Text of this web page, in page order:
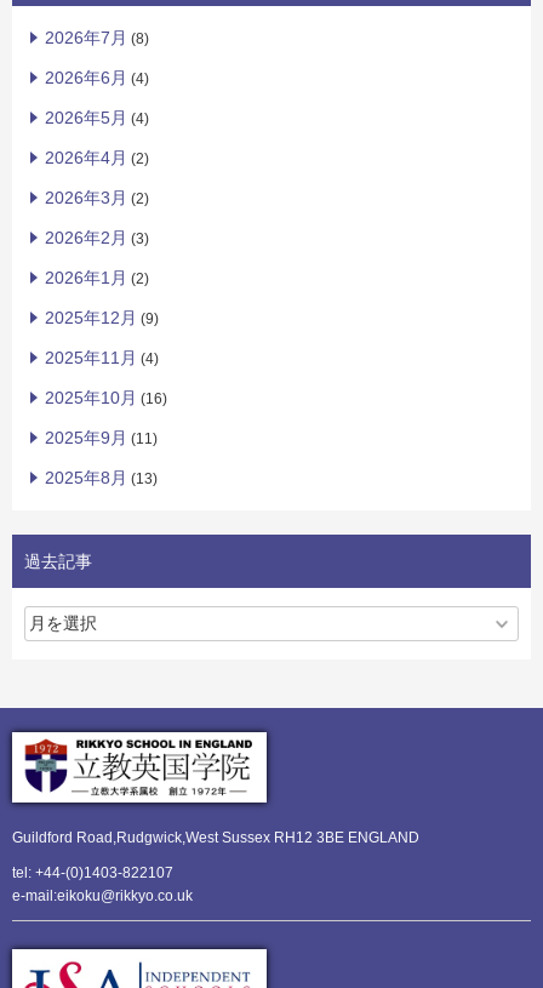
2026年7月 (8)
2026年6月 (4)
2026年5月 (4)
2026年4月 (2)
2026年3月 (2)
2026年2月 (3)
2026年1月 (2)
2025年12月 (9)
2025年11月 (4)
2025年10月 (16)
2025年9月 (11)
2025年8月 (13)
過去記事
Guildford Road,Rudgwick,West Sussex RH12 3BE ENGLAND
tel: +44-(0)1403-822107
e-mail:eikoku@rikkyo.co.uk